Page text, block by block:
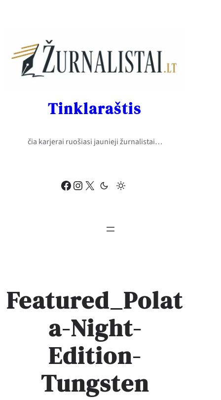
Facebook Instagram X
Tinklaraštis
čia karjerai ruošiasi jaunieji žurnalistai…
Featured_Polat
a-Night-
Edition-
Tungsten